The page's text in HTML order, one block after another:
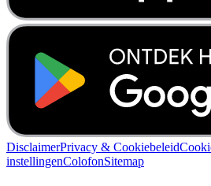
DisclaimerPrivacy & Cookiebeleid
instellingenColofonSitemap